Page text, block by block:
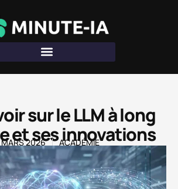
sur le LLM à long
et ses innovations
2026 ACADÉMIE